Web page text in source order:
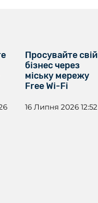
Просувайте свій
бізнес через
міську мережу
Free Wi-Fi
16 Липня 2026 12:52